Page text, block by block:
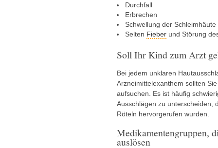
Durchfall
Erbrechen
Schwellung der
Selten Fieber und Störung
Soll Ihr Kind zum Arzt
Bei jedem unklaren
Arzneimittelexanthem sollten
aufsuchen. Es ist häufig
Ausschlägen zu unterscheiden,
Röteln hervorgerufen wurden.
Medikamentengruppen,
auslösen